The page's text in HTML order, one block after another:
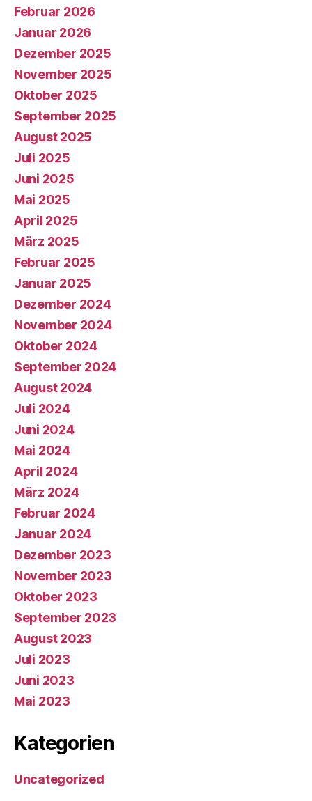
Februar 2026
Januar 2026
Dezember 2025
November 2025
Oktober 2025
September 2025
August 2025
Juli 2025
Juni 2025
Mai 2025
April 2025
März 2025
Februar 2025
Januar 2025
Dezember 2024
November 2024
Oktober 2024
September 2024
August 2024
Juli 2024
Juni 2024
Mai 2024
April 2024
März 2024
Februar 2024
Januar 2024
Dezember 2023
November 2023
Oktober 2023
September 2023
August 2023
Juli 2023
Juni 2023
Mai 2023
Kategorien
Uncategorized